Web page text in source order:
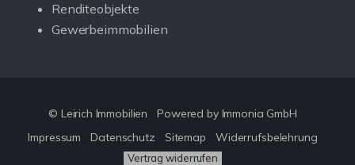
Renditeobjekte
Gewerbeimmobilien
© Leirich Immobilien
Powered by Immonia GmbH
Impressum
Datenschutz Sitemap Widerrufsbelehrung
Vertrag widerrufen